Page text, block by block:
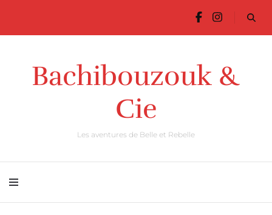
Bachibouzouk &
Cie
Les aventures de Belle et Rebelle